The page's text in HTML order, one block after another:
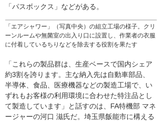
「エアシャワー」（写真中央）の組立工場の様子。クリ
ーンルームや無菌室の出入り口に設置し、作業者の衣服
に付着しているちりなどを除去する役割を果たす
「パスボックス」などがある。
「これらの製品群は、生産ベースで国内シェア
約3割を誇ります。主な納入先は自動車部品、
半導体、食品、医療機器などの製造工場で、い
ずれもお客様の利用環境に合わせた特注品とし
て製造しています」と話すのは、FA特機部 マネ
ージャーの河口 滋氏だ。埼玉県飯能市に構える